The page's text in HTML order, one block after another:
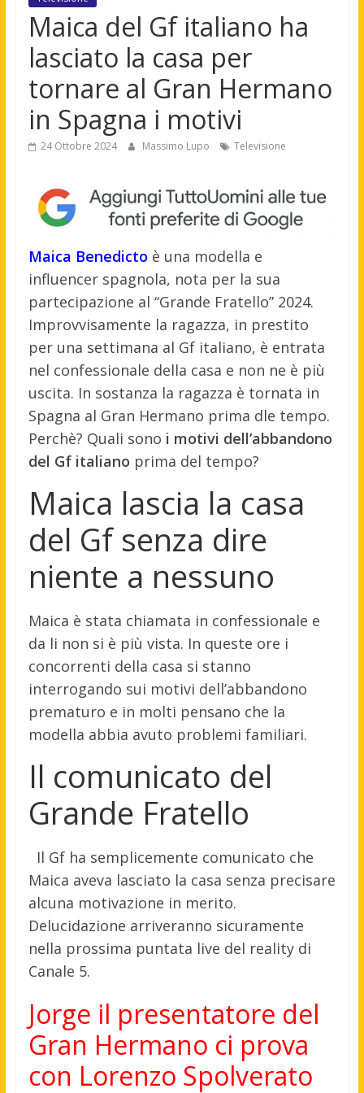
Maica del Gf italiano ha
lasciato la casa per
tornare al Gran Hermano
in Spagna i motivi
24 Ottobre 2024 Massimo Lupo Televisione
Maica Benedicto è una modella e
influencer spagnola, nota per la sua
partecipazione al “Grande Fratello” 2024.
Improvvisamente la ragazza, in prestito
per una settimana al Gf italiano, è entrata
nel confessionale della casa e non ne è più
uscita. In sostanza la ragazza è tornata in
Spagna al Gran Hermano prima dle tempo.
Perchè? Quali sono i motivi dell’abbandono
del Gf italiano prima del tempo?
Maica lascia la casa
del Gf senza dire
niente a nessuno
Maica è stata chiamata in confessionale e
da li non si è più vista. In queste ore i
concorrenti della casa si stanno
interrogando sui motivi dell’abbandono
prematuro e in molti pensano che la
modella abbia avuto problemi familiari.
Il comunicato del
Grande Fratello
Il Gf ha semplicemente comunicato che
Maica aveva lasciato la casa senza precisare
alcuna motivazione in merito.
Delucidazione arriveranno sicuramente
nella prossima puntata live del reality di
Canale 5.
Jorge il presentatore del
Gran Hermano ci prova
con Lorenzo Spolverato